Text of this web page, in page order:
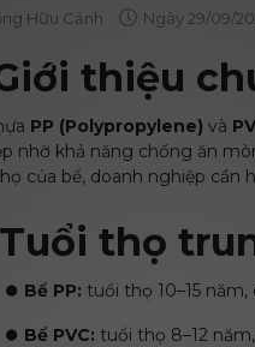
Hữu Cảnh Ngày 29/09/
thiệu
PP (Polypropylene) và
nhờ khả năng chống ăn
của bể, doanh nghiệp cần
thọ
⏺️ Bể PP: tuổi thọ 10–15
⏺️ Bể PVC: tuổi thọ 8–12